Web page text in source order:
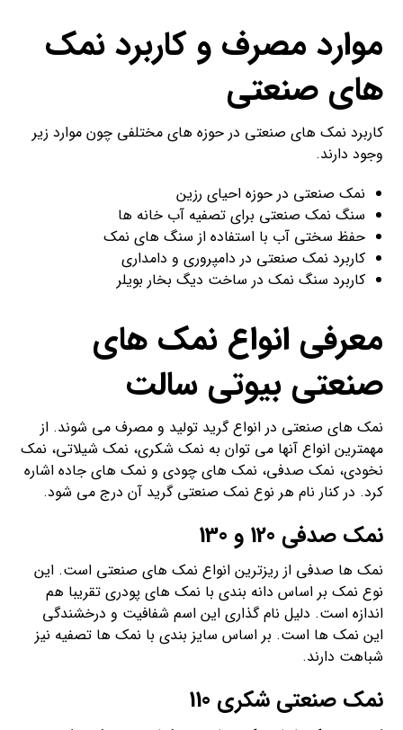
موارد مصرف و کاربرد نمک
های صنعتی
کاربرد نمک های صنعتی در حوزه های مختلفی چون موارد زیر
وجود دارند.
نمک صنعتی در حوزه احیای رزین
سنگ نمک صنعتی برای تصفیه آب خانه ها
حفظ سختی آب با استفاده از سنگ های نمک
کاربرد نمک صنعتی در دامپروری و دامداری
کاربرد سنگ نمک در ساخت دیگ بخار بویلر
معرفی انواع نمک های
صنعتی بیوتی سالت
نمک های صنعتی در انواع گرید تولید و مصرف می شوند. از
مهمترین انواع آنها می توان به نمک شکری، نمک شیلاتی، نمک
نخودی، نمک صدفی، نمک های چودی و نمک های جاده اشاره
کرد. در کنار نام هر نوع نمک صنعتی گرید آن درج می شود.
نمک صدفی 120 و 130
نمک ها صدفی از ریزترین انواع نمک های صنعتی است. این
نوع نمک بر اساس دانه بندی با نمک های پودری تقریبا هم
اندازه است. دلیل نام گذاری این اسم شفافیت و درخشندگی
این نمک ها است. بر اساس سایز بندی با نمک ها تصفیه نیز
شباهت دارند.
نمک صنعتی شکری 110